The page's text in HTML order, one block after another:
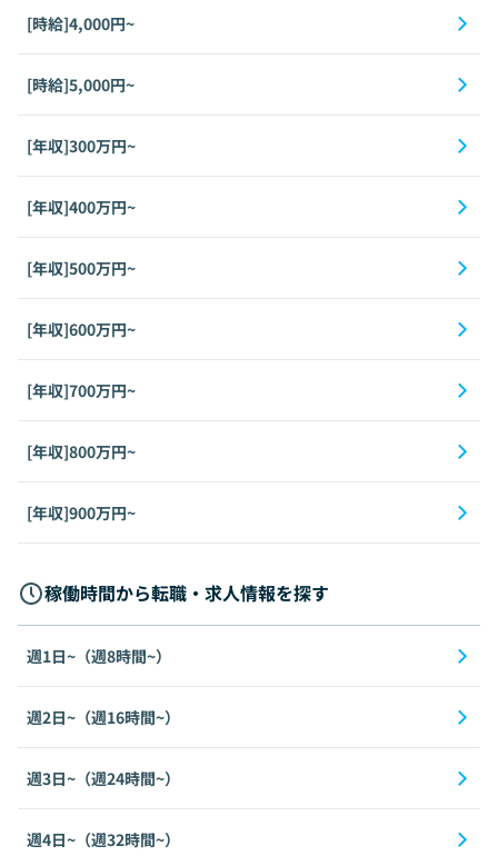
[時給]4,000円~
[時給]5,000円~
[年収]300万円~
[年収]400万円~
[年収]500万円~
[年収]600万円~
[年収]700万円~
[年収]800万円~
[年収]900万円~
稼働時間から転職・求人情報を探す
週1日~（週8時間~）
週2日~（週16時間~）
週3日~（週24時間~）
週4日~（週32時間~）